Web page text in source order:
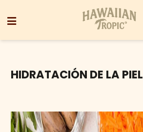
HIDRATACIÓN DE LA PIEL